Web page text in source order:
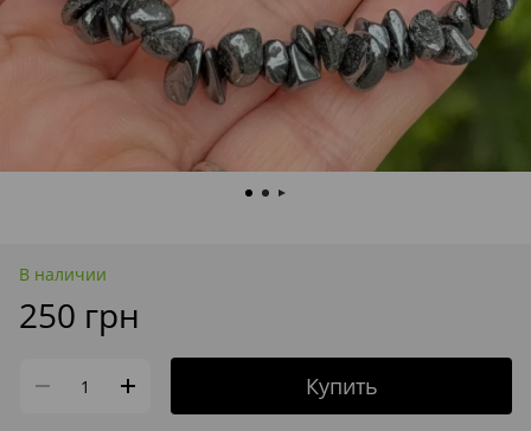
В наличии
250 грн
Купить